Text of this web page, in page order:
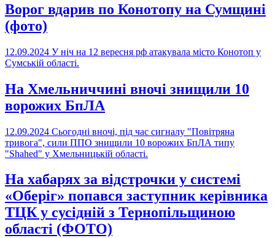
Ворог вдарив по Конотопу на Сумщині
(фото)
12.09.2024 У ніч на 12 вересня рф атакувала місто Конотоп у
Сумській області.
На Хмельниччині вночі знищили 10
ворожих БпЛА
12.09.2024 Сьогодні вночі, під час сигналу "Повітряна
тривога", сили ППО знищили 10 ворожих БпЛА типу
"Shahed" у Хмельницькій області.
На хабарях за відстрочки у системі
«Оберіг» попався заступник керівника
ТЦК у сусідній з Тернопільщиною
області (ФОТО)